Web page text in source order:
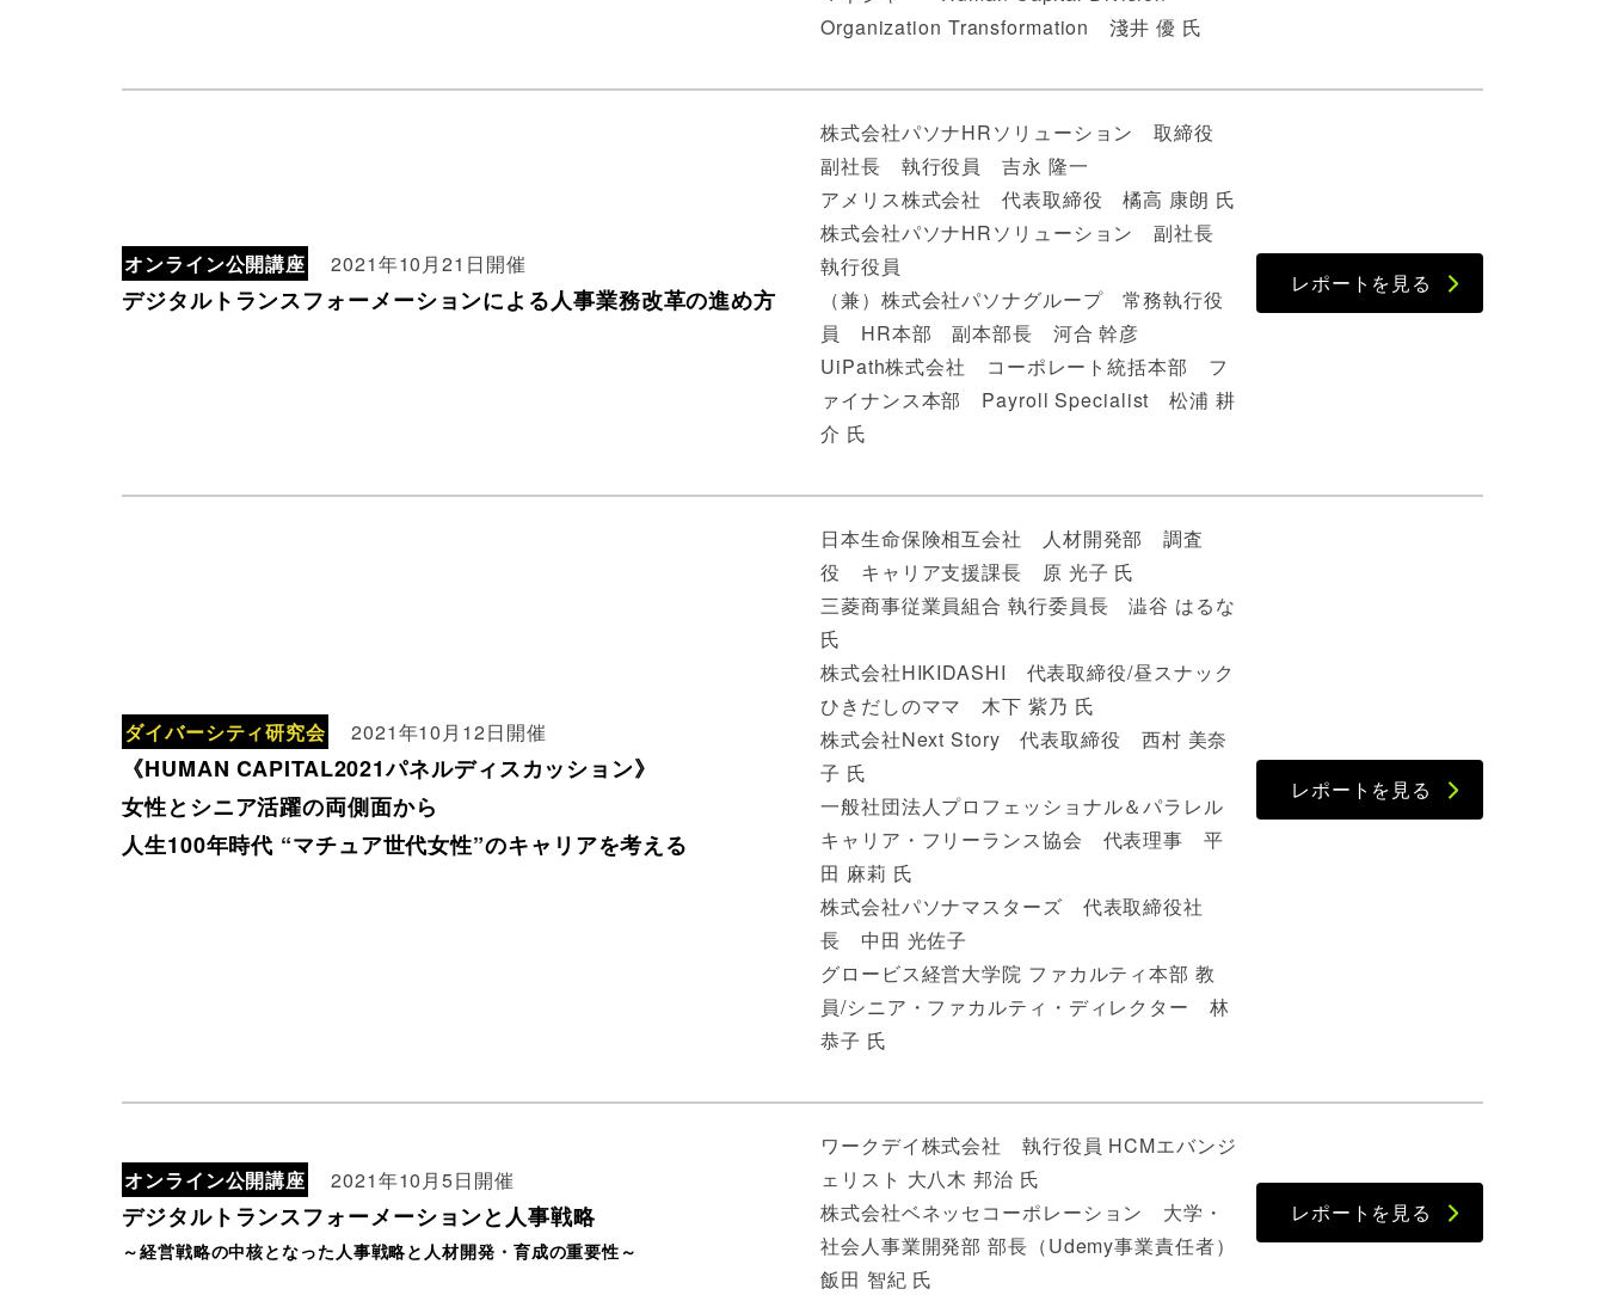
Organization Transformation 淺井 優 氏
オンライン公開講座 2021年10月21日開催
デジタルトランスフォーメーションによる人事業務改革の進め方
株式会社パソナHRソリューション 取締役
副社長 執行役員 吉永 隆一
アメリス株式会社 代表取締役 橘高 康朗 氏
株式会社パソナHRソリューション 副社長
執行役員
（兼）株式会社パソナグループ 常務執行役
員 HR本部 副本部長 河合 幹彦
UiPath株式会社 コーポレート統括本部 フ
ァイナンス本部 Payroll Specialist 松浦 耕
介 氏
レポートを見る
ダイバーシティ研究会 2021年10月12日開催
《HUMAN CAPITAL2021パネルディスカッション》
女性とシニア活躍の両側面から
人生100年時代 “マチュア世代女性”のキャリアを考える
日本生命保険相互会社 人材開発部 調査
役 キャリア支援課長 原 光子 氏
三菱商事従業員組合 執行委員長 澁谷 はるな
氏
株式会社HIKIDASHI 代表取締役/昼スナック
ひきだしのママ 木下 紫乃 氏
株式会社Next Story 代表取締役 西村 美奈
子 氏
一般社団法人プロフェッショナル＆パラレル
キャリア・フリーランス協会 代表理事 平
田 麻莉 氏
株式会社パソナマスターズ 代表取締役社
長 中田 光佐子
グロービス経営大学院 ファカルティ本部 教
員/シニア・ファカルティ・ディレクター 林
恭子 氏
レポートを見る
オンライン公開講座 2021年10月5日開催
デジタルトランスフォーメーションと人事戦略
～経営戦略の中核となった人事戦略と人材開発・育成の重要性～
ワークデイ株式会社 執行役員 HCMエバンジ
ェリスト 大八木 邦治 氏
株式会社ベネッセコーポレーション 大学・
社会人事業開発部 部長（Udemy事業責任者）
飯田 智紀 氏
レポートを見る